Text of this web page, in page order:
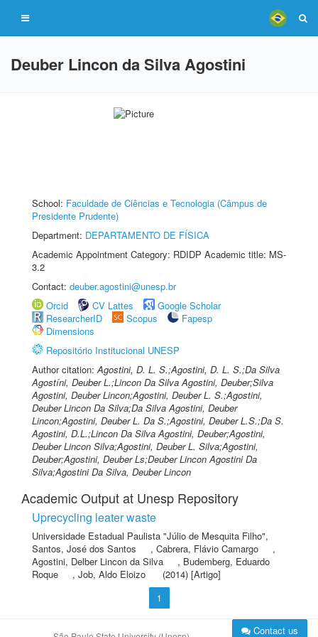
Deuber Lincon da Silva Agostini
School: Faculdade de Ciências e Tecnologia (Câmpus de
Presidente Prudente)
Department: DEPARTAMENTO DE FÍSICA
Academic Appointment Category: RDIDP Academic title: MS-
3.2
Contact: deuber.agostini@unesp.br
Orcid
CV Lattes
Google Scholar
ResearcherID
Scopus
Fapesp
Dimensions
Repositório Institucional UNESP
Author citation:Agostini, D. L. S.;Agostini, D. L. S.;Da Silva
Agostíni, Deuber L.;Lincon Da Silva Agostini, Deuber;Silva
Agostini, Deuber Lincon;Agostini, Deuber L. S.;Agostini,
Deuber Lincon Da Silva;Da Silva Agostini, Deuber
Lincon;Agostini, Deuber L. Da S.;Agostini, Deuber L.S.;Da S.
Agostini, D.L.;Lincon Da Silva Agostini, Deuber;Agostini,
Deuber Lincon Silva;Agostini, Deuber L. Silva;Agostini,
Deuber;Agostini, Deuber Ls;Deuber Lincon Agostini Da
Silva;Agostini Da Silva, Deuber Lincon
Academic Output at Unesp Repository
Uprecycling leater waste
Universidade Estadual Paulista "Júlio de Mesquita Filho",
Santos, José dos Santos
, Cabrera, Flávio Camargo
,
Agostini, Delber Lincon da Silva
, Budemberg, Eduardo
Roque
, Job, Aldo Eloizo (2014) [Artigo]
1
Contact us